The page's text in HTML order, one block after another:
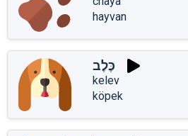
hayvan
כֶּלֶב
kelev
köpek